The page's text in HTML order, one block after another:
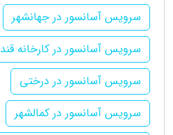
سرویس آسانسور در جهانشهر
سرویس آسانسور در کارخانه قند
سرویس آسانسور در درختی
سرویس آسانسور در کمالشهر